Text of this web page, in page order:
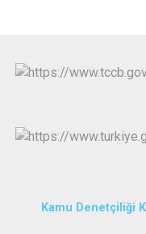
Kamu Denetçiliği